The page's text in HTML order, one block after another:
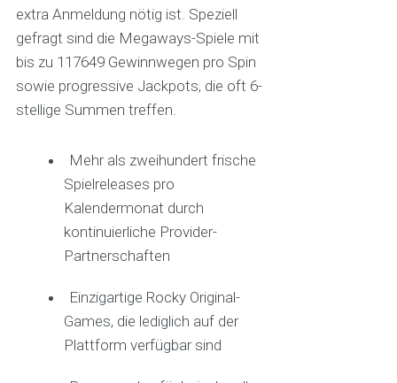
extra Anmeldung nötig ist. Speziell
gefragt sind die Megaways-Spiele mit
bis zu 117649 Gewinnwegen pro Spin
sowie progressive Jackpots, die oft 6-
stellige Summen treffen.
Mehr als zweihundert frische
Spielreleases pro
Kalendermonat durch
kontinuierliche Provider-
Partnerschaften
Einzigartige Rocky Original-
Games, die lediglich auf der
Plattform verfügbar sind